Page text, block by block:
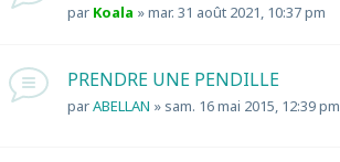
par Koala »mar. 31 août 2021, 10:37 pm
PRENDRE UNE PENDILLE
parABELLAN » sam. 16 mai 2015, 12:39 pm